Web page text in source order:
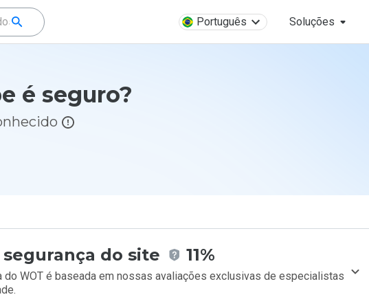
Português Soluções
é seguro?
do site 11%
do WOT é baseada em nossas avaliações exclusivas de especialistas